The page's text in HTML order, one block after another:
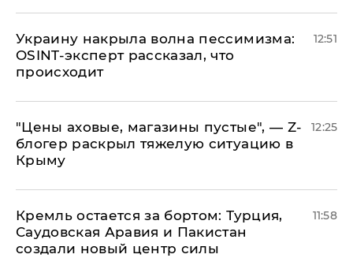
​Украину накрыла волна пессимизма:
OSINT-эксперт рассказал, что
происходит
12:51
​"Цены аховые, магазины пустые", — Z-
блогер раскрыл тяжелую ситуацию в
Крыму
12:25
​Кремль остается за бортом: Турция,
Саудовская Аравия и Пакистан
создали новый центр силы
11:58